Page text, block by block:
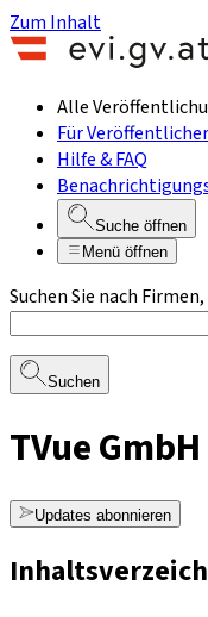
Zum Inhalt
Alle
Für Veröffentlicher
Hilfe & FAQ
Suche öffnen
Menü öffnen
Suchen Sie nach
Suchen
TVue GmbH
Updates abonnieren